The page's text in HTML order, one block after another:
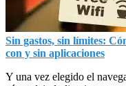
Sin gastos, sin límites:
con y sin aplicaciones
Y una vez elegido el